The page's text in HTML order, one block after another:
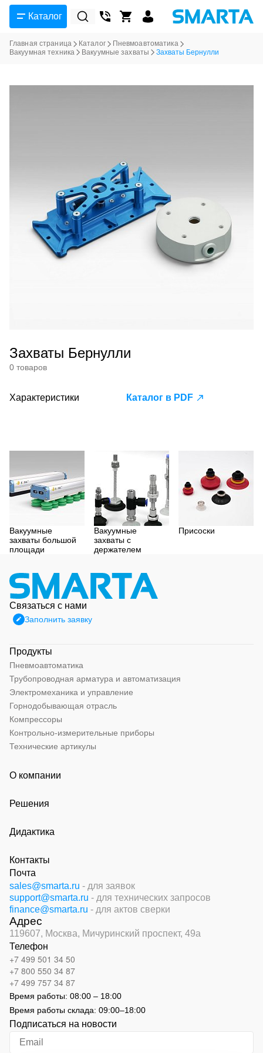
Каталог
Главная страница Каталог
Пневмоавтоматика
Вакуумная техника
Вакуумные захваты Захваты Бернулли
Захваты Бернулли
0 товаров
Характеристики Каталог в PDF
Вакуумные
захваты большой
площади
Вакуумные
захваты с
держателем
Присоски
Связаться с нами
Заполнить заявку
Продукты
Пневмоавтоматика
Трубопроводная арматура и автоматизация
Электромеханика и управление
Горнодобывающая отрасль
Компрессоры
Контрольно-измерительные приборы
Технические артикулы
О компании
Решения
Дидактика
Контакты
Почта
sales@smarta.ru - для заявок
support@smarta.ru - для технических запросов
finance@smarta.ru - для актов сверки
Адрес
119607, Москва, Мичуринский проспект, 49а
Телефон
+7 499 501 34 50
+7 800 550 34 87
+7 499 757 34 87
Время работы: 08:00 – 18:00
Время работы склада: 09:00–18:00
Подписаться на новости